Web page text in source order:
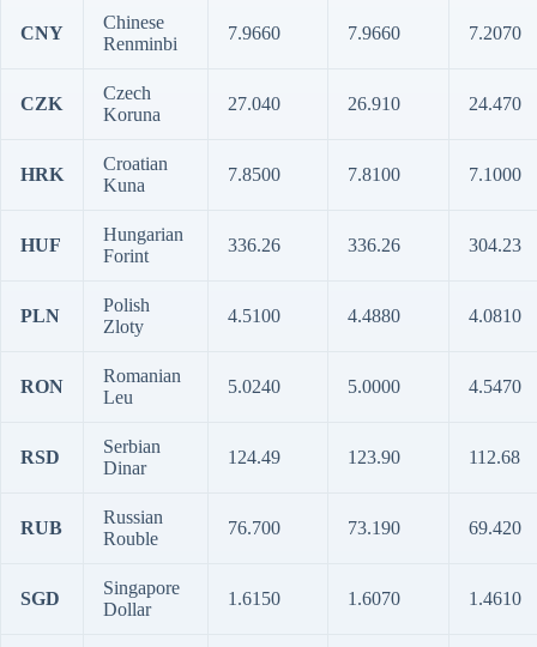
CNY
Chinese
Renminbi
7.9660 7.9660 7.2070
CZK
Czech
Koruna
27.040 26.910 24.470
HRK
Croatian
Kuna
7.8500 7.8100 7.1000
HUF
Hungarian
Forint
336.26 336.26 304.23
PLN
Polish
Zloty
4.5100 4.4880 4.0810
RON
Romanian
Leu
5.0240 5.0000 4.5470
RSD
Serbian
Dinar
124.49 123.90 112.68
RUB
Russian
Rouble
76.700 73.190 69.420
SGD
Singapore
Dollar
1.6150 1.6070 1.4610